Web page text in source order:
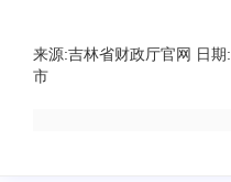
来源:吉林省财政厅官网 日期:
市